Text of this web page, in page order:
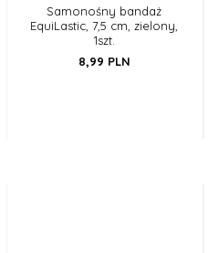
Samonośny bandaż
EquiLastic, 7,5 cm, zielony,
1szt.
8,99 PLN